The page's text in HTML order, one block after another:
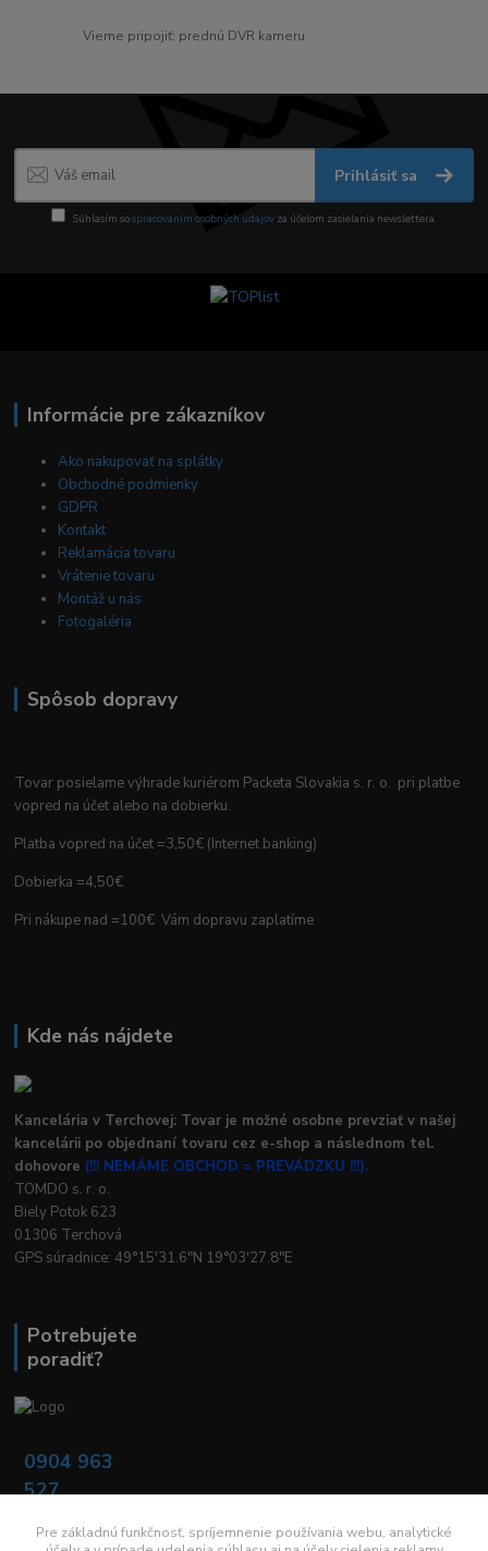
Vieme pripojiť: prednú DVR kameru
Prihlásiť sa
Súhlasím sospracovaním osobných údajov za účelom zasielania newslettera.
Informácie pre zákazníkov
Ako nakupovať na splátky
Obchodné podmienky
GDPR
Kontakt
Reklamácia tovaru
Vrátenie tovaru
Montáž u nás
Fotogaléria
Spôsob dopravy
Tovar posielame výhrade kuriérom Packeta Slovakia s. r. o. pri platbe
vopred na účet alebo na dobierku.
Platba vopred na účet =3,50€ (Internet banking)
Dobierka =4,50€
Pri nákupe nad =100€ Vám dopravu zaplatíme
Kde nás nájdete
Kancelária v Terchovej: Tovar je možné osobne prevziať v našej
kancelárii po objednaní tovaru cez e-shop a následnom tel.
dohovore (!!! NEMÁME OBCHOD = PREVÁDZKU !!!).
TOMDO s. r. o.
Biely Potok 623
01306 Terchová
GPS súradnice: 49°15'31.6"N 19°03'27.8"E
Potrebujete
poradiť?
0904 963
527
16:00
Pre základnú funkčnosť, spríjemnenie používania webu, analytické